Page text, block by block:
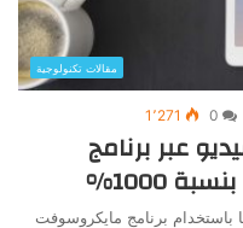
مقالات تكنولوجية
0 1٬271
عبر برنامج
1000%
باستخدام برنامج مايكروسوفت